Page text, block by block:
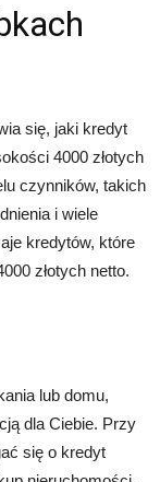
się, jaki kredyt
4000 złotych
czynników, takich
i wiele
kredytów, które
złotych netto.
lub domu,
dla Ciebie. Przy
się o kredyt